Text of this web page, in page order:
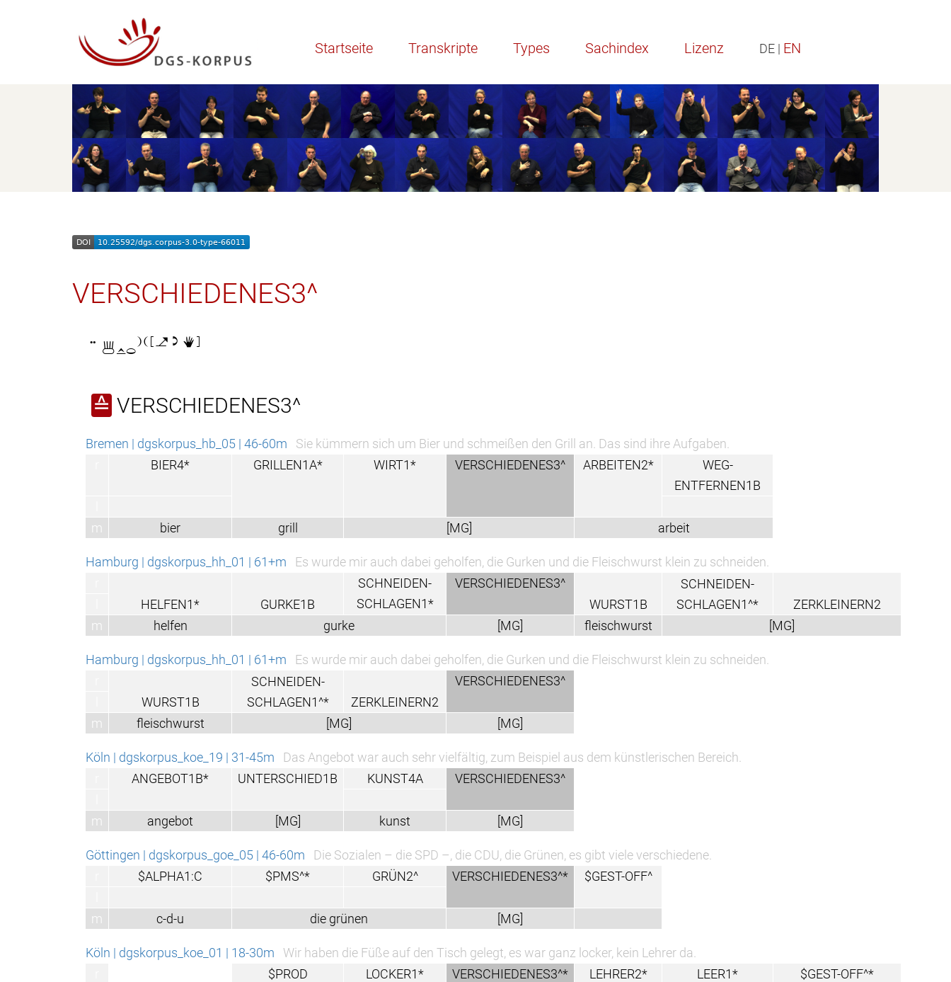
Startseite Transkripte Types Sachindex Lizenz DE | EN
VERSCHIEDENES3^

≙ VERSCHIEDENES3^
Bremen | dgskorpus_hb_05 | 46-60m
Sie kümmern sich um Bier und schmeißen den Grill an. Das sind ihre Aufgaben.
BIER4* GRILLEN1A* WIRT1* VERSCHIEDENES3^ ARBEITEN2*
WEG-
ENTFERNEN1B
m
bier grill [MG] arbeit
Hamburg | dgskorpus_hh_01 | 61+m
Es wurde mir auch dabei geholfen, die Gurken und die Fleischwurst klein zu schneiden.
HELFEN1*
GURKE1B
SCHNEIDEN-
SCHLAGEN1*
VERSCHIEDENES3^
WURST1B
SCHNEIDEN-
SCHLAGEN1^*
ZERKLEINERN2
m
helfen gurke [MG] fleischwurst [MG]
Hamburg | dgskorpus_hh_01 | 61+m
Es wurde mir auch dabei geholfen, die Gurken und die Fleischwurst klein zu schneiden.
WURST1B
SCHNEIDEN-
SCHLAGEN1^*
ZERKLEINERN2
VERSCHIEDENES3^
m
fleischwurst [MG] [MG]
Köln | dgskorpus_koe_19 | 31-45m
Das Angebot war auch sehr vielfältig, zum Beispiel aus dem künstlerischen Bereich.
ANGEBOT1B* UNTERSCHIED1B KUNST4A
VERSCHIEDENES3^
m
angebot [MG] kunst [MG]
Göttingen | dgskorpus_goe_05 | 46-60m
Die Sozialen – die SPD –, die CDU, die Grünen, es gibt viele verschiedene.
$ALPHA1:C $PMS^* GRÜN2^ VERSCHIEDENES3^*
$GEST-OFF^
m
c-d-u die grünen [MG]
Köln | dgskorpus_koe_01 | 18-30m
Wir haben die Füße auf den Tisch gelegt, es war ganz locker, kein Lehrer da.
$PROD LOCKER1* VERSCHIEDENES3^* LEHRER2* LEER1*
$GEST-OFF^*